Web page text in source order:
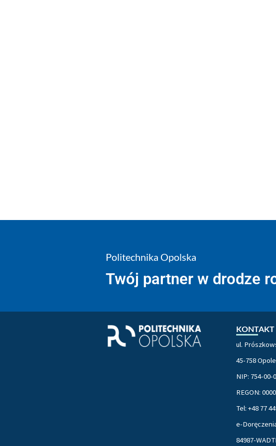
Politechnika Opolska
Twój partner w drodze
KONTAKT
ul.
45-758 Opole
NIP: 754-00-
REGON:
Tel: +48 77
e-
84987-